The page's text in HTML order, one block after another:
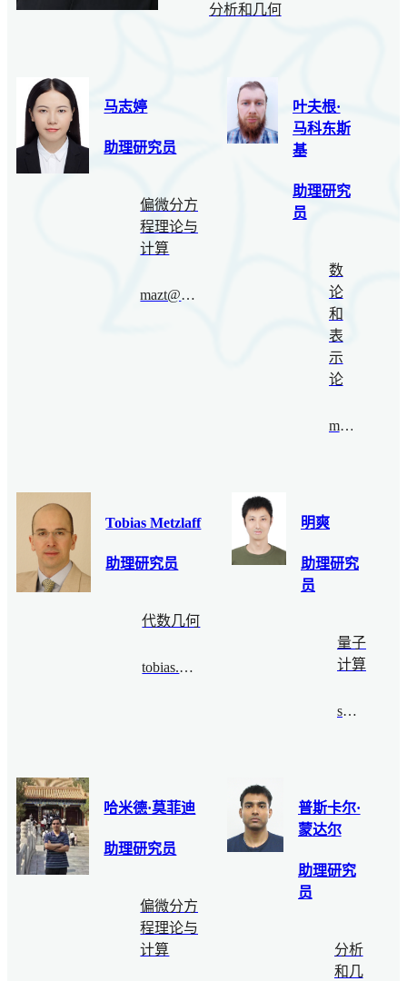
分析和几何
马志婷
助理研究员
偏微分方
程理论与
计算
mazt@bimsa.cn
叶夫根·
马科东斯
基
助理研究
员
数
论
和
表
示
论
mak@bimsa.cn
Tobias Metzlaff
助理研究员
代数几何
tobias.Metzlaff@bimsa.cn
明爽
助理研究
员
量子
计算
sming@bimsa.cn
哈米德·莫菲迪
助理研究员
偏微分方
程理论与
计算
普斯卡尔·
蒙达尔
助理研究
员
分析
和几